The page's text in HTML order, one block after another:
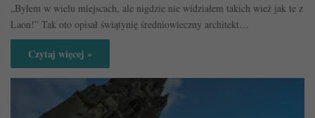
„Byłem w wielu miejscach, ale nigdzie nie widziałem takich wież jak te z
Laon!” Tak oto opisał świątynię średniowieczny architekt…
Czytaj więcej »